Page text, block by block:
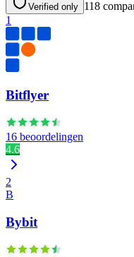
Verified only 118
1
Bitflyer
16 beoordelingen
4.6
2
B
Bybit